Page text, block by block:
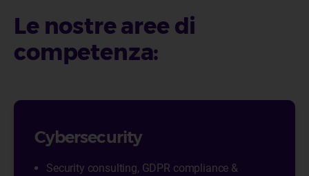
Le nostre aree di
competenza:
Cybersecurity
Security consulting, GDPR compliance &